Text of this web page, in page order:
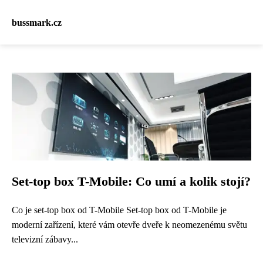
bussmark.cz
Set-top box T-Mobile: Co umí a kolik stojí?
Co je set-top box od T-Mobile Set-top box od T-Mobile je
moderní zařízení, které vám otevře dveře k neomezenému světu
televizní zábavy...